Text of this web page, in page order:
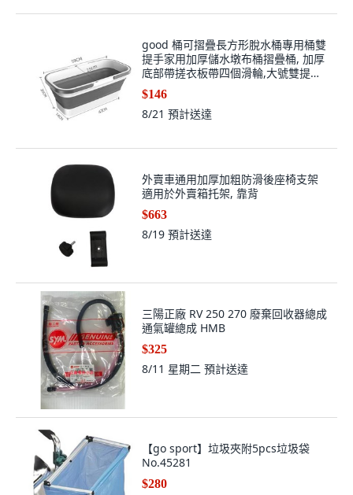
good 桶可摺疊長方形脫水桶專用桶雙
提手家用加厚儲水墩布桶摺疊桶, 加厚
底部帶搓衣板帶四個滑輪,大號雙提手
56.85cm摺疊桶
$146
8/21 預計送達
外賣車通用加厚加粗防滑後座椅支架
適用於外賣箱托架, 靠背
$663
8/19 預計送達
三陽正廠 RV 250 270 廢棄回收器總成
通氣罐總成 HMB
$325
8/11 星期二 預計送達
【go sport】垃圾夾附5pcs垃圾袋
No.45281
$280